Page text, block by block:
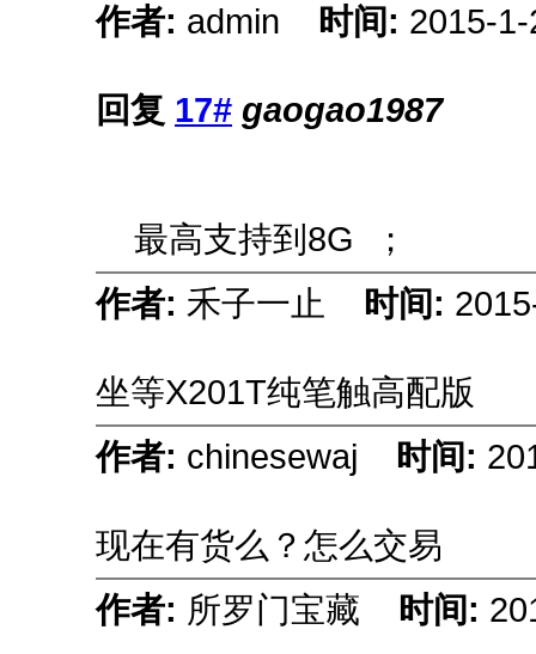
作者: admin 时间: 2015-
回复 17# gaogao1987
最高支持到8G ；
作者: 禾子一止 时间:
坐等X201T纯笔触高配版
作者: chinesewaj 时间:
现在有货么？怎么交易
作者: 所罗门宝藏 时间: